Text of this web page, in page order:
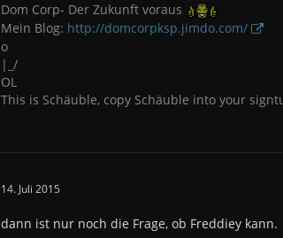
Dom Corp- Der Zukunft voraus
Mein Blog: http://domcorpksp.jimdo.com/
o
|_/
OL
This is Schäuble, copy Schäuble into your
14. Juli 2015
dann ist nur noch die Frage, ob Freddiey kann.